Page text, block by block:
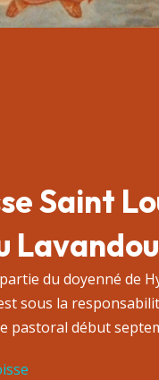
Saint
Lavandou
du doyenné de
sous la
pastoral début